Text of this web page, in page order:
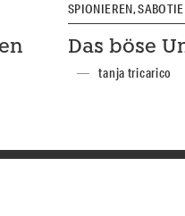
SPIONIEREN,
Das böse
tanja tricarico